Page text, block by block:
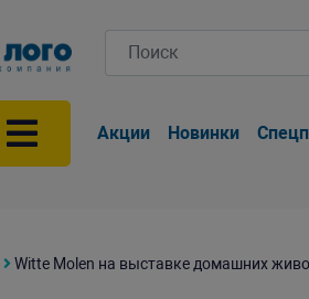
Акции Новинки
Witte Molen на выставке домашних